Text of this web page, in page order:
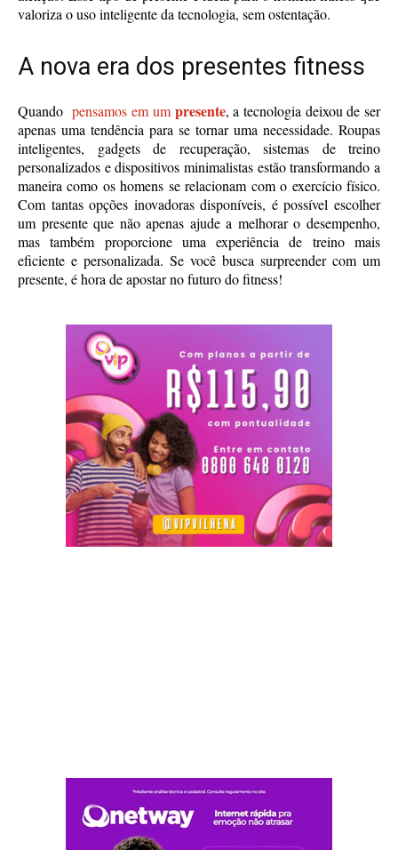
valoriza o uso inteligente da tecnologia, sem ostentação.
A nova era dos presentes fitness
Quandopensamos em um presente, a tecnologia deixou de ser
apenas uma tendência para se tornar uma necessidade. Roupas
inteligentes, gadgets de recuperação, sistemas de treino
personalizados e dispositivos minimalistas estão transformando a
maneira como os homens se relacionam com o exercício físico.
Com tantas opções inovadoras disponíveis, é possível escolher
um presente que não apenas ajude a melhorar o desempenho,
mas também proporcione uma experiência de treino mais
eficiente e personalizada. Se você busca surpreender com um
presente, é hora de apostar no futuro do fitness!